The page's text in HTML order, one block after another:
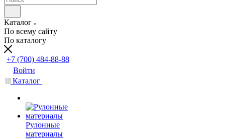
Каталог
По всему сайту
По каталогу
+7 (700) 484-88-88
Войти
Каталог
Рулонные
материалы